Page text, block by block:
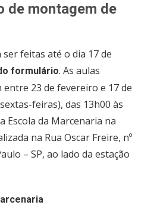
de montagem de
feitas até o dia 17 de
formulário. As aulas
23 de fevereiro e 17 de
feiras), das 13h00 às
Escola da Marcenaria na
na Rua Oscar Freire, nº
– SP, ao lado da estação